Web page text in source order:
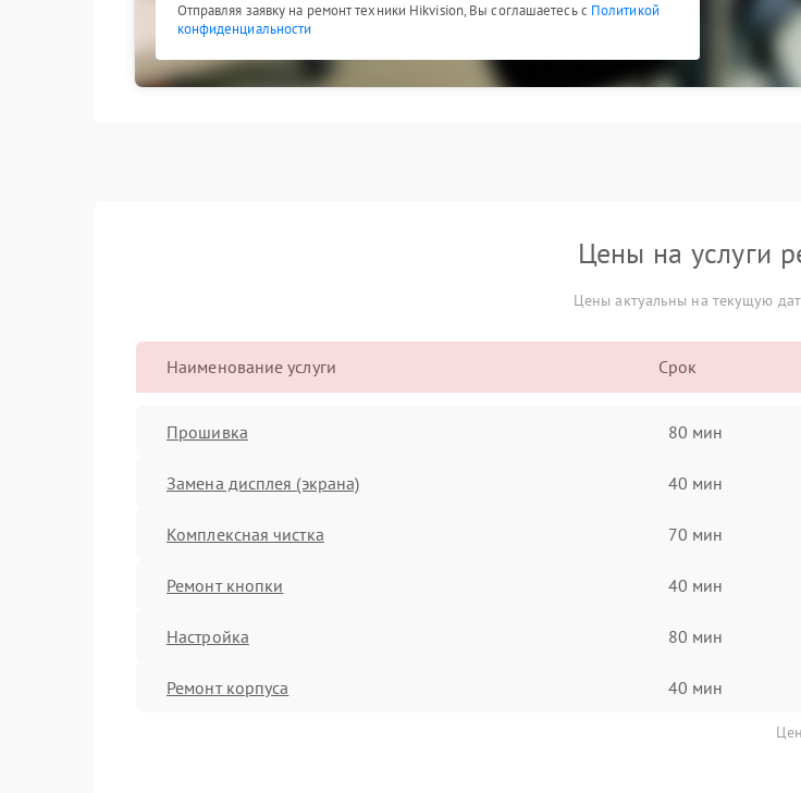
Отправляя заявку на ремонт техники Hikvision, Вы соглашаетесь с Политикой
конфиденциальности
Цены на услуги
Цены актуальны на текущую
Наименование услуги Срок
Прошивка 80 мин
Замена дисплея (экрана) 40 мин
Комплексная чистка 70 мин
Ремонт кнопки 40 мин
Настройка 80 мин
Ремонт корпуса 40 мин